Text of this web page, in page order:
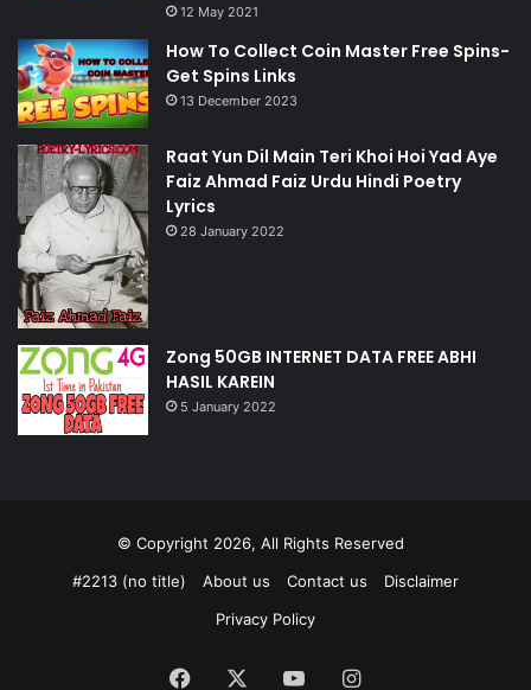
12 May 2021
How To Collect Coin Master Free Spins-
Get Spins Links
13 December 2023
Raat Yun Dil Main Teri Khoi Hoi Yad Aye
Faiz Ahmad Faiz Urdu Hindi Poetry
Lyrics
28 January 2022
Zong 50GB INTERNET DATA FREE ABHI
HASIL KAREIN
5 January 2022
© Copyright 2026, All Rights Reserved
#2213 (no title)
About us Contact us
Disclaimer
Privacy Policy
Facebook YouTubeInstagram